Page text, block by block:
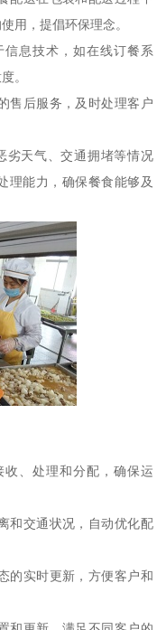
用，提倡环保理念。
息技术，如在线订餐系
。
售后服务，及时处理客户
劣天气、交通拥堵等情况
理能力，确保餐食能够及
、处理和分配，确保运
和交通状况，自动优化配
的实时更新，方便客户和